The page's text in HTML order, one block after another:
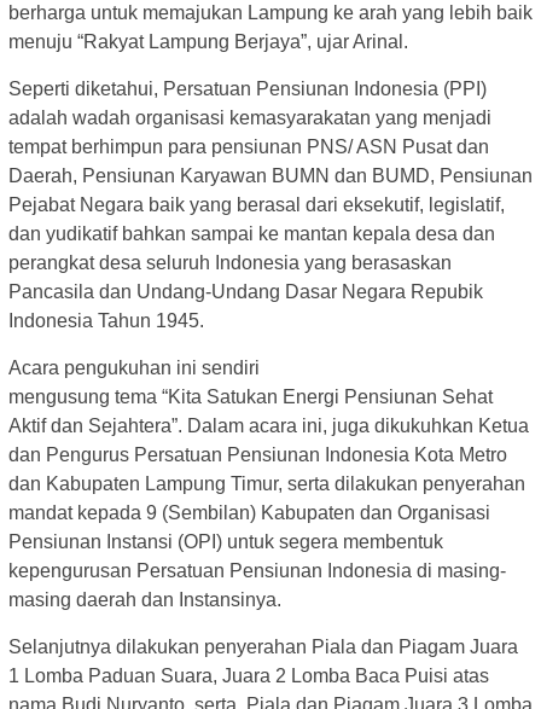
berharga untuk memajukan Lampung ke arah yang lebih baik
menuju “Rakyat Lampung Berjaya”, ujar Arinal.
Seperti diketahui, Persatuan Pensiunan Indonesia (PPI)
adalah wadah organisasi kemasyarakatan yang menjadi
tempat berhimpun para pensiunan PNS/ ASN Pusat dan
Daerah, Pensiunan Karyawan BUMN dan BUMD, Pensiunan
Pejabat Negara baik yang berasal dari eksekutif, legislatif,
dan yudikatif bahkan sampai ke mantan kepala desa dan
perangkat desa seluruh Indonesia yang berasaskan
Pancasila dan Undang-Undang Dasar Negara Repubik
Indonesia Tahun 1945.
Acara pengukuhan ini sendiri
mengusung tema “Kita Satukan Energi Pensiunan Sehat
Aktif dan Sejahtera”. Dalam acara ini, juga dikukuhkan Ketua
dan Pengurus Persatuan Pensiunan Indonesia Kota Metro
dan Kabupaten Lampung Timur, serta dilakukan penyerahan
mandat kepada 9 (Sembilan) Kabupaten dan Organisasi
Pensiunan Instansi (OPI) untuk segera membentuk
kepengurusan Persatuan Pensiunan Indonesia di masing-
masing daerah dan Instansinya.
Selanjutnya dilakukan penyerahan Piala dan Piagam Juara
1 Lomba Paduan Suara, Juara 2 Lomba Baca Puisi atas
nama Budi Nuryanto, serta, Piala dan Piagam Juara 3 Lomba